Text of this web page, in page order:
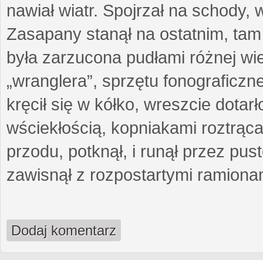
nawiał wiatr. Spojrzał na schody,
Zasapany stanął na ostatnim,
była zarzucona pudłami różnej
„wranglera”, sprzętu
kręcił się w kółko, wreszcie
wściekłością, kopniakami
przodu, potknął, i runął przez
zawisnął z rozpostartymi
Dodaj komentarz